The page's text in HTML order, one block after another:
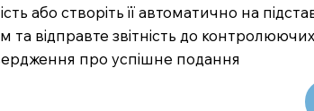
або створіть її автоматично на
та відправте звітність до
про успішне подання